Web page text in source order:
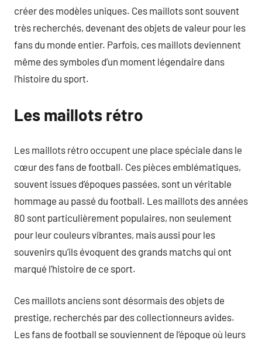
créer des modèles uniques. Ces maillots sont souvent
très recherchés, devenant des objets de valeur pour les
fans du monde entier. Parfois, ces maillots deviennent
même des symboles d’un moment légendaire dans
l’histoire du sport.
Les maillots rétro
Les maillots rétro occupent une place spéciale dans le
cœur des fans de football. Ces pièces emblématiques,
souvent issues d’époques passées, sont un véritable
hommage au passé du football. Les maillots des années
80 sont particulièrement populaires, non seulement
pour leur couleurs vibrantes, mais aussi pour les
souvenirs qu’ils évoquent des grands matchs qui ont
marqué l’histoire de ce sport.
Ces maillots anciens sont désormais des objets de
prestige, recherchés par des collectionneurs avides.
Les fans de football se souviennent de l’époque où leurs